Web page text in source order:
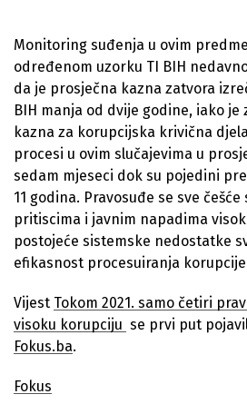
Monitoring suđenja u ovim
određenom uzorku TI BIH
da je prosječna kazna zatvora
BIH manja od dvije godine, iako
kazna za korupcijska krivična
procesi u ovim slučajevima u
sedam mjeseci dok su pojedini
11 godina. Pravosuđe se sve
pritiscima i javnim napadima
postojeće sistemske nedostatke
efikasnost procesuiranja
Vijest Tokom 2021. samo četiri
visoku korupciju se prvi put
Fokus.ba.
Fokus